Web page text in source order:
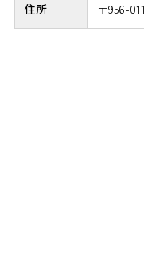
住所 〒956-